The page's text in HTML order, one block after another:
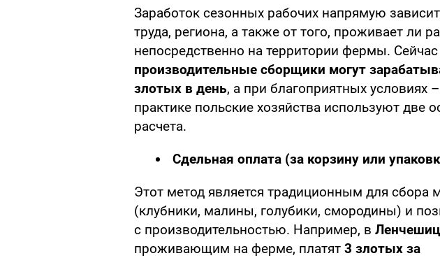
Заработок сезонных рабочих напрямую
труда, региона, а также от того, проживает ли
непосредственно на территории фермы. Сейчас
производительные сборщики могут
злотых в день, а при благоприятных условиях
практике польские хозяйства используют две
расчета.
Сдельная оплата (за корзину или
Этот метод является традиционным для сбора
(клубники, малины, голубики, смородины) и
с производительностью. Например, в
проживающим на ферме, платят 3 злотых за